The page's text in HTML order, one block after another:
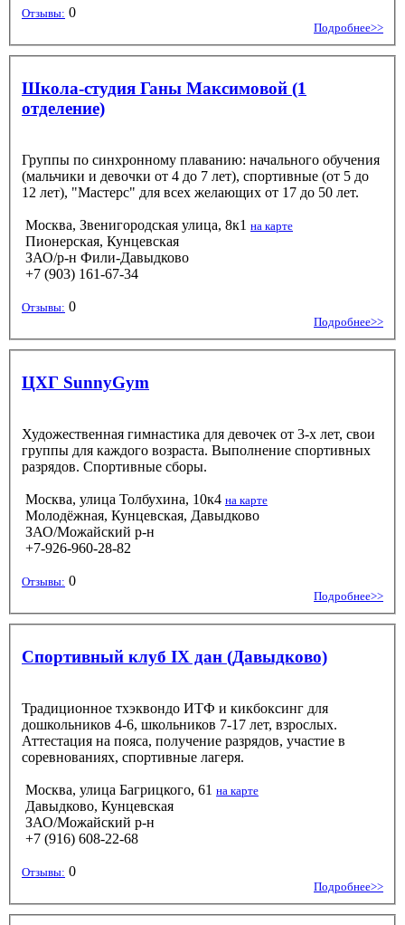
Отзывы: 0
Подробнее>>
Школа-студия Ганы Максимовой (1
отделение)
Группы по синхронному плаванию: начального обучения
(мальчики и девочки от 4 до 7 лет), спортивные (от 5 до
12 лет), "Мастерс" для всех желающих от 17 до 50 лет.
Москва, Звенигородская улица, 8к1 на карте
Пионерская, Кунцевская
ЗАО/р-н Фили-Давыдково
+7 (903) 161-67-34
Отзывы: 0
Подробнее>>
ЦХГ SunnyGym
Художественная гимнастика для девочек от 3-х лет, свои
группы для каждого возраста. Выполнение спортивных
разрядов. Спортивные сборы.
Москва, улица Толбухина, 10к4 на карте
Молодёжная, Кунцевская, Давыдково
ЗАО/Можайский р-н
+7-926-960-28-82
Отзывы: 0
Подробнее>>
Спортивный клуб IX дан (Давыдково)
Традиционное тхэквондо ИТФ и кикбоксинг для
дошкольников 4-6, школьников 7-17 лет, взрослых.
Аттестация на пояса, получение разрядов, участие в
соревнованиях, спортивные лагеря.
Москва, улица Багрицкого, 61 на карте
Давыдково, Кунцевская
ЗАО/Можайский р-н
+7 (916) 608-22-68
Отзывы: 0
Подробнее>>